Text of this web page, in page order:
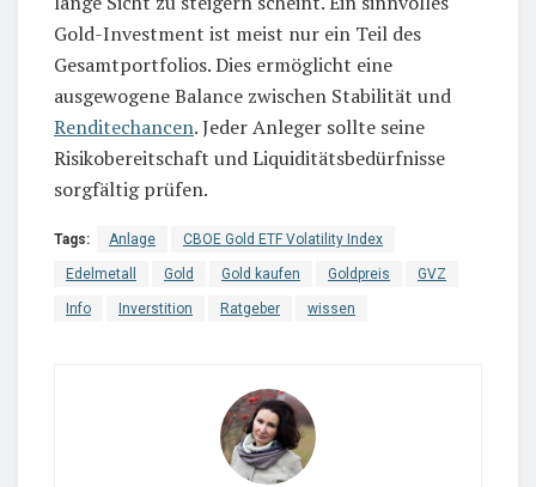
Gold-Investment ist meist nur ein Teil des
Gesamtportfolios. Dies ermöglicht eine
ausgewogene Balance zwischen Stabilität und
Renditechancen. Jeder Anleger sollte seine
Risikobereitschaft und Liquiditätsbedürfnisse
sorgfältig prüfen.
Tags: Anlage CBOE Gold ETF Volatility Index
Edelmetall Gold Gold kaufen Goldpreis GVZ
Info Inverstition Ratgeber wissen